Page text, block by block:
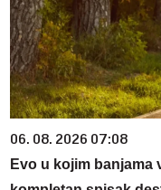
06. 08. 2026 07:08
Evo u kojim banjama